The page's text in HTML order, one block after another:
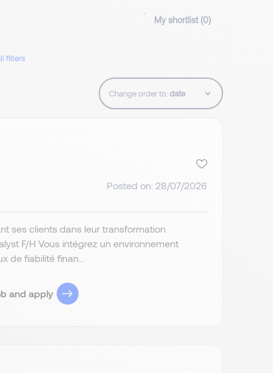
My shortlist (0)
filters
Change order to:
Posted on: 28/07/2026
ses clients dans leur transformation
F/H Vous intégrez un environnement
fiabilité finan...
and apply